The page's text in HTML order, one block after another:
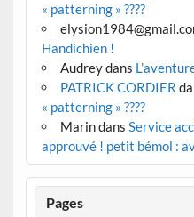
« patterning » ????
Handichien !
Audreydans
PATRICK CORDIER
« patterning » ????
Marindans Service
approuvé ! petit bémol :
Pages